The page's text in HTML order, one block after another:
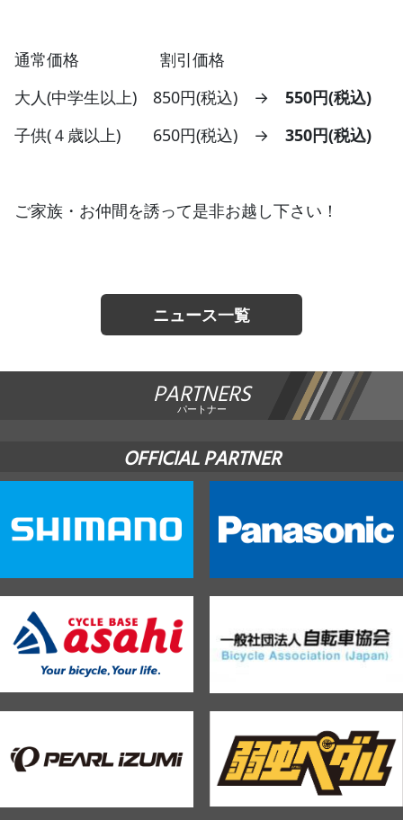
通常価格 割引価格
大人(中学生以上) 850円(税込) → 550円(税込)
子供(４歳以上) 650円(税込) → 350円(税込)
ご家族・お仲間を誘って是非お越し下さい！
ニュース一覧
PARTNERS
パートナー
OFFICIAL PARTNER